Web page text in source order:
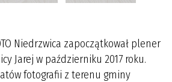
Niedrzwica zapoczątkował plener
Jarej w październiku 2017 roku.
fotografii z terenu gminy